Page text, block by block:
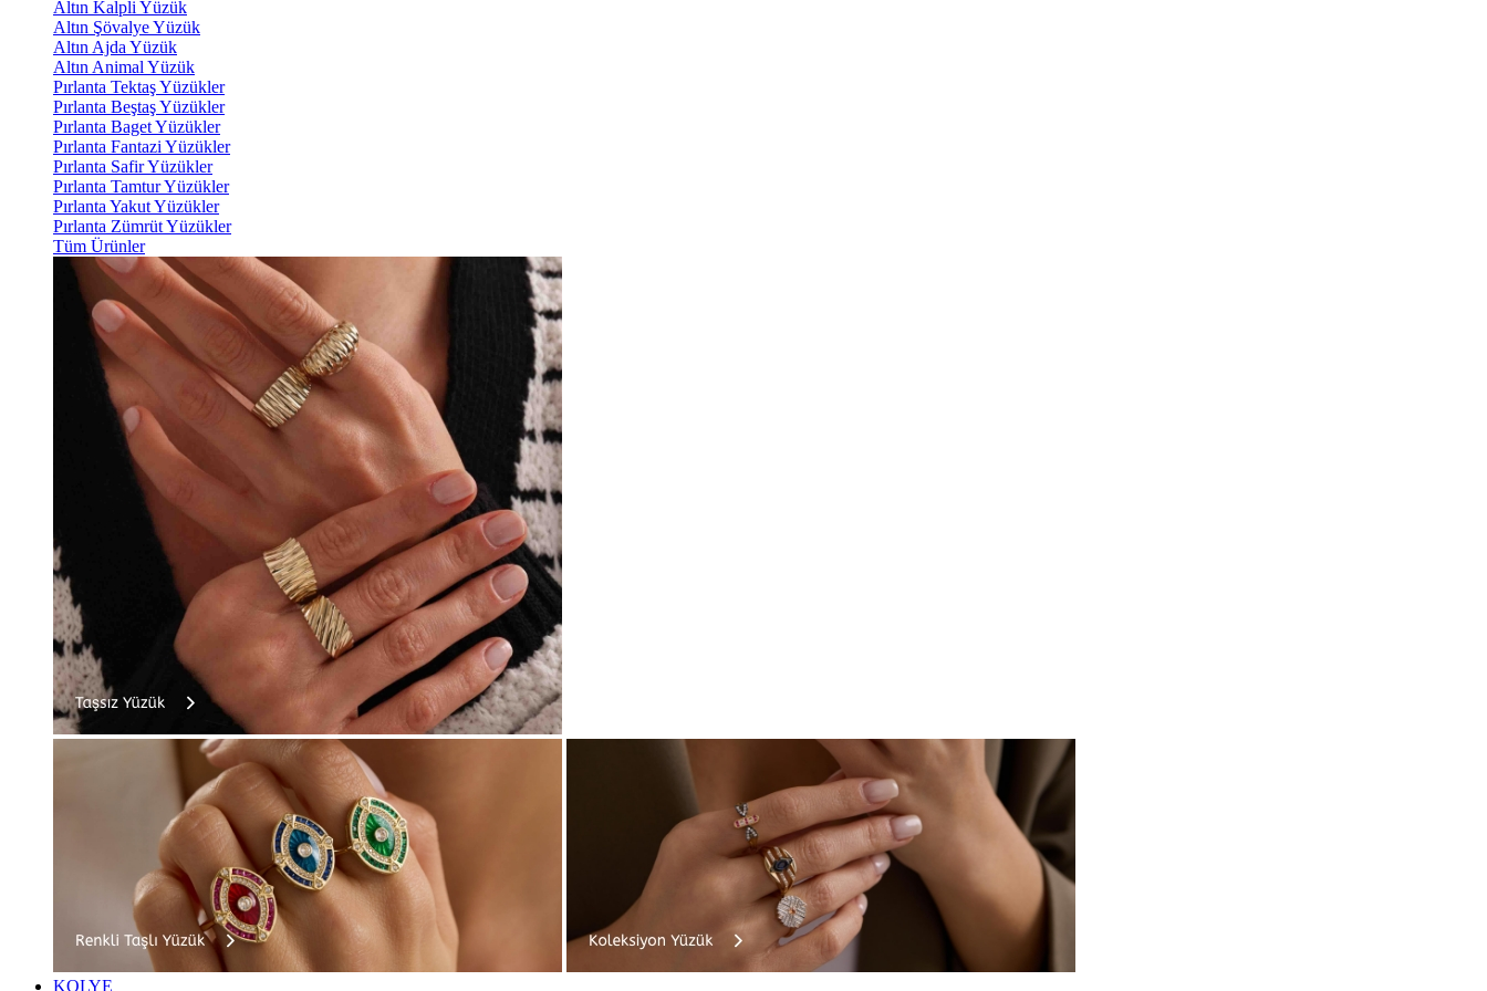
Altın Kalpli Yüzük
Altın Şövalye Yüzük
Altın Ajda Yüzük
Altın Animal Yüzük
Pırlanta Tektaş Yüzükler
Pırlanta Beştaş Yüzükler
Pırlanta Baget Yüzükler
Pırlanta Fantazi Yüzükler
Pırlanta Safir Yüzükler
Pırlanta Tamtur Yüzükler
Pırlanta Yakut Yüzükler
Pırlanta Zümrüt Yüzükler
Tüm Ürünler
KOLYE